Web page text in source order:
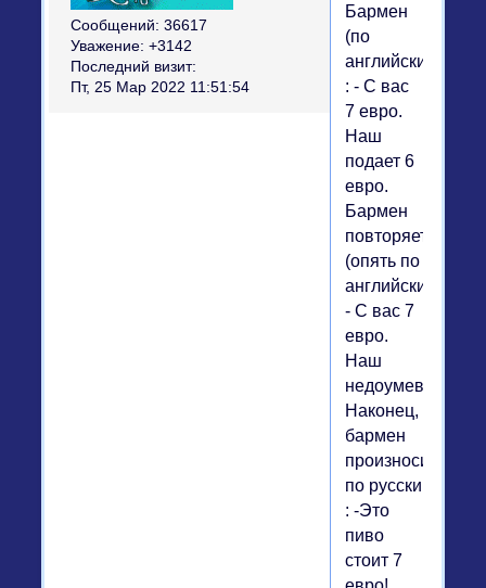
Сообщений: 36617
Уважение: +3142
Последний визит:
Пт, 25 Мар 2022 11:51:54
Бармен
(по
английски)
: - С вас
7 евро.
Наш
подает 6
евро.
Бармен
повторяет
(опять по
английски):
- С вас 7
евро.
Наш
недоумевает.
Наконец,
бармен
произносит
по русски
: -Это
пиво
стоит 7